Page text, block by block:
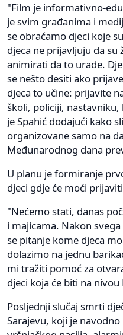
"Film je informativno-
je svim građanima i
se obraćamo djeci koje
djeca ne prijavljuju da
animirati da to urade.
se nešto desiti ako
djeca to učine: prijavite
školi, policiji,
je Spahić dodajući kako
organizovane samo na
Međunarodnog dana
U planu je formiranje
djeci gdje će moći
"Nećemo stati, danas
i majicama. Nakon
se pitanje kome djeca
dolazimo na jednu
mi tražiti pomoć za
djeci koja će biti na nivou
Posljednji slučaj smrti
Sarajevu, koji je